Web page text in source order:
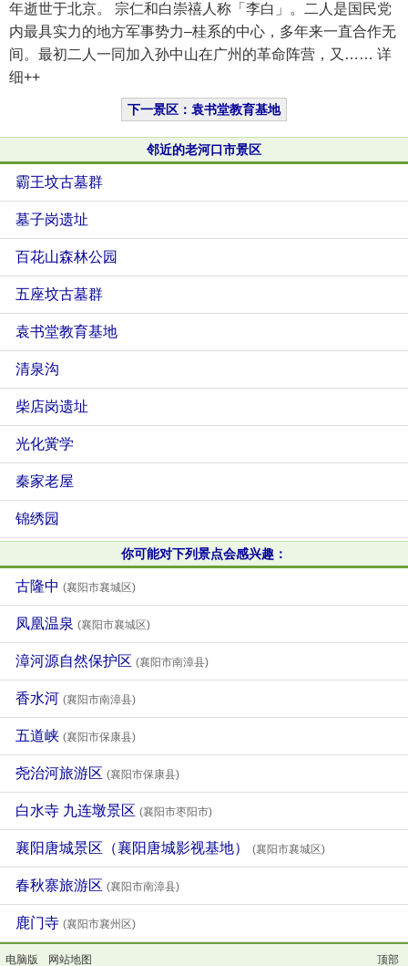
年逝世于北京。 宗仁和白崇禧人称「李白」。二人是国民党
内最具实力的地方军事势力–桂系的中心，多年来一直合作无
间。最初二人一同加入孙中山在广州的革命阵营，又…… 详
细++
下一景区：袁书堂教育基地
邻近的老河口市景区
霸王坟古墓群
墓子岗遗址
百花山森林公园
五座坟古墓群
袁书堂教育基地
清泉沟
柴店岗遗址
光化黉学
秦家老屋
锦绣园
你可能对下列景点会感兴趣：
古隆中 (襄阳市襄城区)
凤凰温泉 (襄阳市襄城区)
漳河源自然保护区 (襄阳市南漳县)
香水河 (襄阳市南漳县)
五道峡 (襄阳市保康县)
尧治河旅游区 (襄阳市保康县)
白水寺 九连墩景区 (襄阳市枣阳市)
襄阳唐城景区（襄阳唐城影视基地） (襄阳市襄城区)
春秋寨旅游区 (襄阳市南漳县)
鹿门寺 (襄阳市襄州区)
电脑版 网站地图 顶部